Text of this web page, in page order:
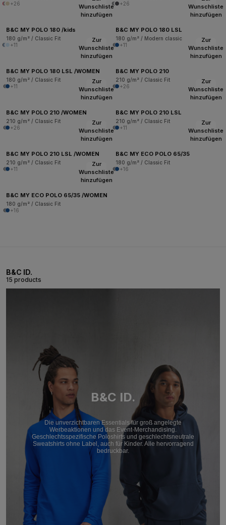
+26
+26
Wunschliste
hinzufügen
B&C MY POLO 180 /kids
180 g/m² / Classic Fit
+11
Wunschliste
hinzufügen
B&C MY POLO 180 LSL
180 g/m² / Modern classic
+11
Zur
Wunschliste
hinzufügen
B&C MY POLO 180 LSL /WOMEN
180 g/m² / Classic Fit
+11
Zur
Wunschliste
hinzufügen
B&C MY POLO 210
210 g/m² / Classic Fit
+26
Zur
Wunschliste
hinzufügen
B&C MY POLO 210 /WOMEN
210 g/m² / Classic Fit
+26
Zur
Wunschliste
hinzufügen
B&C MY POLO 210 LSL
210 g/m² / Classic Fit
+11
Zur
Wunschliste
hinzufügen
B&C MY POLO 210 LSL /WOMEN
210 g/m² / Classic Fit
+11
Zur
Wunschliste
hinzufügen
B&C MY ECO POLO 65/35
180 g/m² / Classic Fit
+16
Zur
Wunschliste
hinzufügen
B&C MY ECO POLO 65/35 /WOMEN
180 g/m² / Classic Fit
+16
B&C ID.
15 products
B&C ID.
Die unverzichtbaren Essentials für groß angelegte
Werbeaktionen und das Event-Merchandising.
Geschlechtsspezifische Poloshirts und geschlechtsneutrale
Sweatshirts ohne Label, auch für Kinder. Alle hervorragend
bedruckbar.